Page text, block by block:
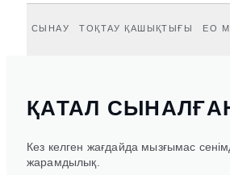
СЫНАУ ТОҚТАУ ҚАШЫҚТЫҒЫ ЕО
ҚАТАЛ
Кез келген жағдайда мызғымас
жарамдылық.